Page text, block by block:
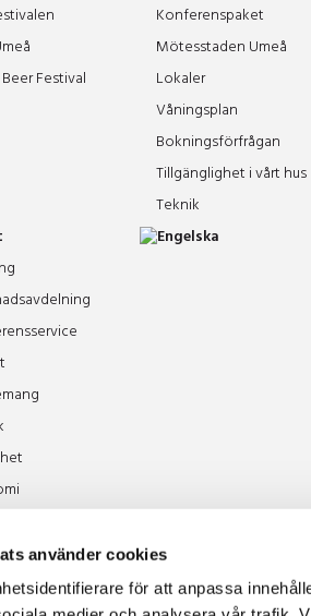
använder cookies
för att anpassa
Festival
Konferenspaket
Mötesstaden Umeå
Lokaler
Våningsplan
Bokningsförfrågan
Tillgänglighet i vårt hus
Teknik